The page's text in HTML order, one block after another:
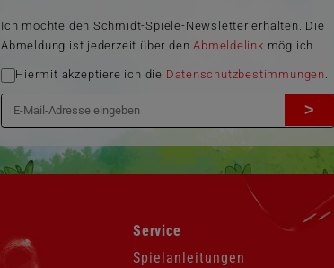
Ich möchte den Schmidt-Spiele-Newsletter erhalten. Die
Abmeldung ist jederzeit über denAbmeldelink möglich.
Hiermit akzeptiere ich die Datenschutzbestimmungen
>
Navigation
überspringen
Service
Spielanleitungen